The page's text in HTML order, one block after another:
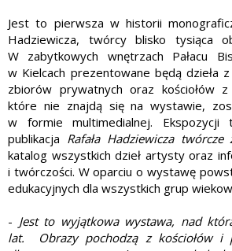
Jest to pierwsza w historii
Hadziewicza, twórcy blisko tysiąca
W zabytkowych wnętrzach Pałacu
w Kielcach prezentowane będą dzieła
zbiorów prywatnych oraz kościołów z
które nie znajdą się na wystawie,
w formie multimedialnej. Ekspozycji
publikacja Rafała Hadziewicza twórcze
katalog wszystkich dzieł artysty oraz
i twórczości. W oparciu o wystawę
edukacyjnych dla wszystkich grup
- Jest to wyjątkowa wystawa, nad
lat. Obrazy pochodzą z kościołów i